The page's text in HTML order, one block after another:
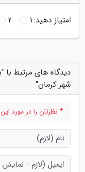
امتیاز دهید:1
2
دیدگاه های مرتبط با
شهر کرمان"
* نظرتان را در مورد این